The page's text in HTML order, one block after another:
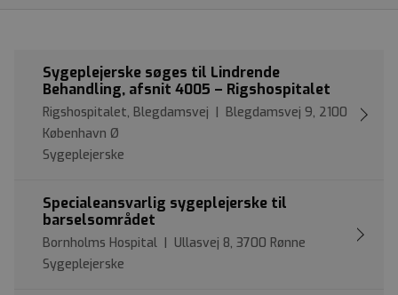
Sygeplejerske søges til Lindrende
Behandling, afsnit 4005 – Rigshospitalet
Rigshospitalet, Blegdamsvej | Blegdamsvej 9, 2100
København Ø
Sygeplejerske
Specialeansvarlig sygeplejerske til
barselsområdet
Bornholms Hospital | Ullasvej 8, 3700 Rønne
Sygeplejerske